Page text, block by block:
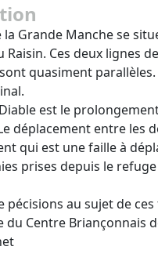
la Grande Manche se
Raisin. Ces deux lignes
quasiment
est le
déplacement entre les
qui est une faille à
prises depuis le refuge
pécisions au sujet de
du Centre Briançonnais